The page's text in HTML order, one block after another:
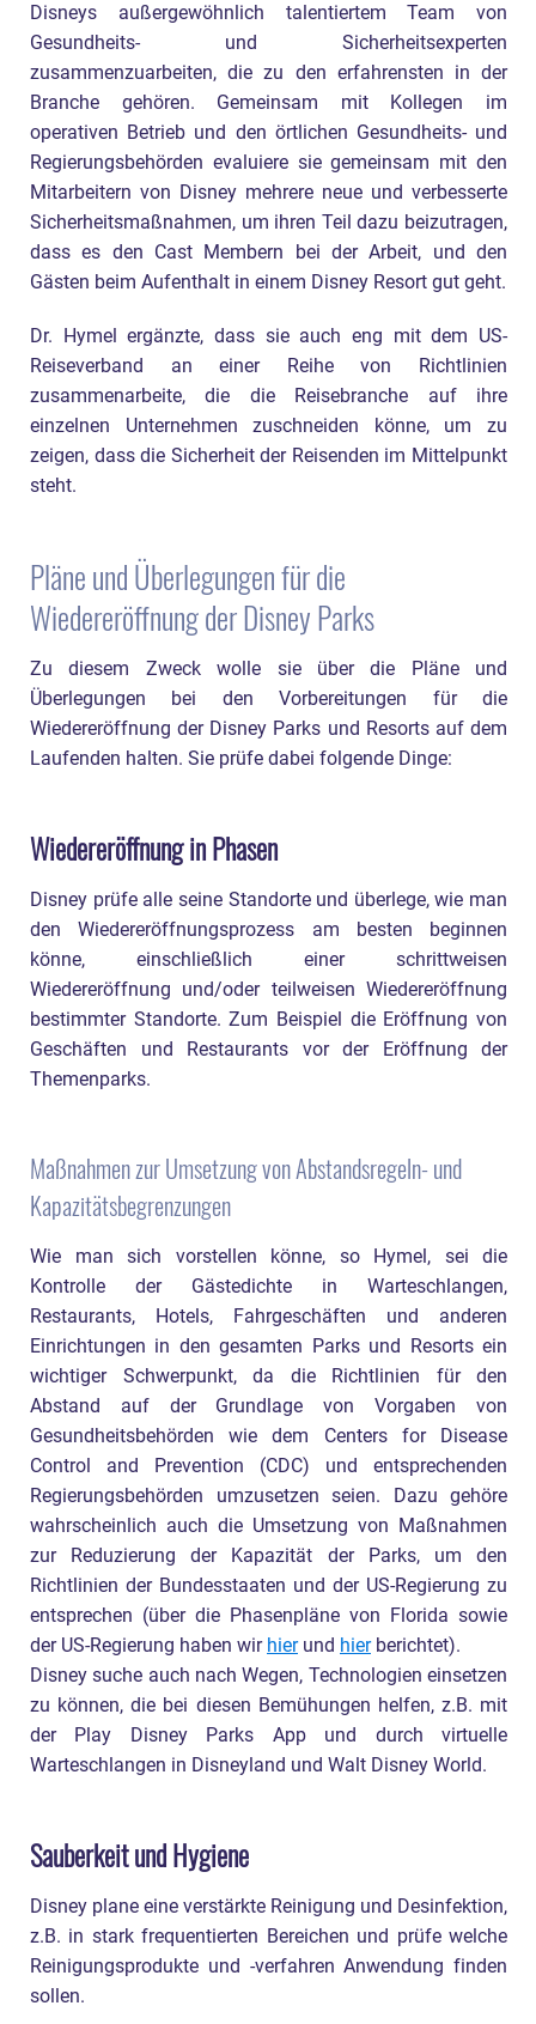
Disneys außergewöhnlich talentiertem Team von
Gesundheits- und Sicherheitsexperten
zusammenzuarbeiten, die zu den erfahrensten in der
Branche gehören. Gemeinsam mit Kollegen im
operativen Betrieb und den örtlichen Gesundheits- und
Regierungsbehörden evaluiere sie gemeinsam mit den
Mitarbeitern von Disney mehrere neue und verbesserte
Sicherheitsmaßnahmen, um ihren Teil dazu beizutragen,
dass es den Cast Membern bei der Arbeit, und den
Gästen beim Aufenthalt in einem Disney Resort gut geht.
Dr. Hymel ergänzte, dass sie auch eng mit dem US-
Reiseverband an einer Reihe von Richtlinien
zusammenarbeite, die die Reisebranche auf ihre
einzelnen Unternehmen zuschneiden könne, um zu
zeigen, dass die Sicherheit der Reisenden im Mittelpunkt
steht.
Pläne und Überlegungen für die
Wiedereröffnung der Disney Parks
Zu diesem Zweck wolle sie über die Pläne und
Überlegungen bei den Vorbereitungen für die
Wiedereröffnung der Disney Parks und Resorts auf dem
Laufenden halten. Sie prüfe dabei folgende Dinge:
Wiedereröffnung in Phasen
Disney prüfe alle seine Standorte und überlege, wie man
den Wiedereröffnungsprozess am besten beginnen
könne, einschließlich einer schrittweisen
Wiedereröffnung und/oder teilweisen Wiedereröffnung
bestimmter Standorte. Zum Beispiel die Eröffnung von
Geschäften und Restaurants vor der Eröffnung der
Themenparks.
Maßnahmen zur Umsetzung von Abstandsregeln- und
Kapazitätsbegrenzungen
Wie man sich vorstellen könne, so Hymel, sei die
Kontrolle der Gästedichte in Warteschlangen,
Restaurants, Hotels, Fahrgeschäften und anderen
Einrichtungen in den gesamten Parks und Resorts ein
wichtiger Schwerpunkt, da die Richtlinien für den
Abstand auf der Grundlage von Vorgaben von
Gesundheitsbehörden wie dem Centers for Disease
Control and Prevention (CDC) und entsprechenden
Regierungsbehörden umzusetzen seien. Dazu gehöre
wahrscheinlich auch die Umsetzung von Maßnahmen
zur Reduzierung der Kapazität der Parks, um den
Richtlinien der Bundesstaaten und der US-Regierung zu
entsprechen (über die Phasenpläne von Florida sowie
der US-Regierung haben wir hierund hierberichtet).
Disney suche auch nach Wegen, Technologien einsetzen
zu können, die bei diesen Bemühungen helfen, z.B. mit
der Play Disney Parks App und durch virtuelle
Warteschlangen in Disneyland und Walt Disney World.
Sauberkeit und Hygiene
Disney plane eine verstärkte Reinigung und Desinfektion,
z.B. in stark frequentierten Bereichen und prüfe welche
Reinigungsprodukte und -verfahren Anwendung finden
sollen.